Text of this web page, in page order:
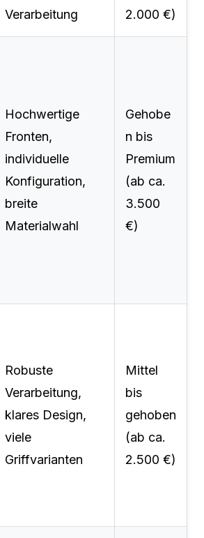
Verarbeitung
2.000 €)
Hochwertige
Fronten,
individuelle
Konfiguration,
breite
Materialwahl
Gehobe
n bis
Premium
(ab ca.
3.500
€)
Robuste
Verarbeitung,
klares Design,
viele
Griffvarianten
Mittel
bis
gehoben
(ab ca.
2.500 €)